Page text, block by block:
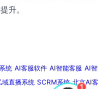
升。
统 AI客服软件 AI智能客服 AI
直播系统 SCRM系统 北京AI